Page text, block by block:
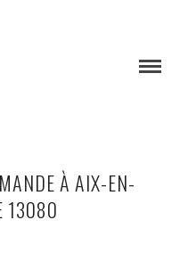
À AIX-EN-
13080